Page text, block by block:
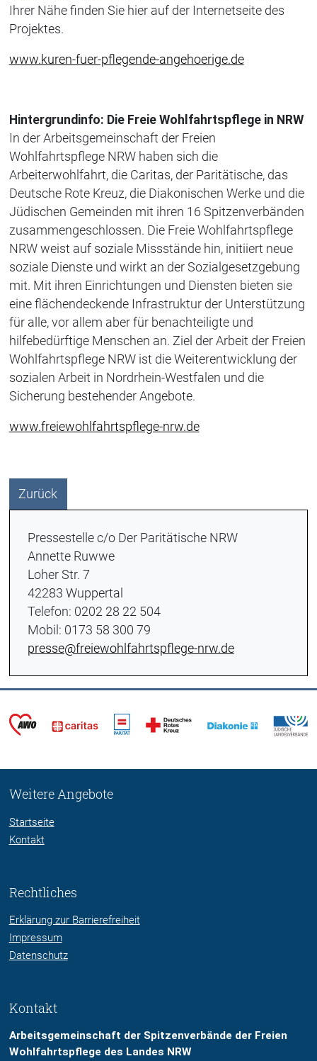
Ihrer Nähe finden Sie hier auf der Internetseite des
Projektes.
www.kuren-fuer-pflegende-angehoerige.de
Hintergrundinfo: Die Freie Wohlfahrtspflege in NRW
In der Arbeitsgemeinschaft der Freien
Wohlfahrtspflege NRW haben sich die
Arbeiterwohlfahrt, die Caritas, der Paritätische, das
Deutsche Rote Kreuz, die Diakonischen Werke und die
Jüdischen Gemeinden mit ihren 16 Spitzenverbänden
zusammengeschlossen. Die Freie Wohlfahrtspflege
NRW weist auf soziale Missstände hin, initiiert neue
soziale Dienste und wirkt an der Sozialgesetzgebung
mit. Mit ihren Einrichtungen und Diensten bieten sie
eine flächendeckende Infrastruktur der Unterstützung
für alle, vor allem aber für benachteiligte und
hilfebedürftige Menschen an. Ziel der Arbeit der Freien
Wohlfahrtspflege NRW ist die Weiterentwicklung der
sozialen Arbeit in Nordrhein-Westfalen und die
Sicherung bestehender Angebote.
www.freiewohlfahrtspflege-nrw.de
Zurück
Pressestelle c/o Der Paritätische NRW
Annette Ruwwe
Loher Str. 7
42283 Wuppertal
Telefon: 0202 28 22 504
Mobil: 0173 58 300 79
presse@freiewohlfahrtspflege-nrw.de
Weitere Angebote
Startseite
Kontakt
Rechtliches
Erklärung zur Barrierefreiheit
Impressum
Datenschutz
Kontakt
Arbeitsgemeinschaft der Spitzenverbände der Freien
Wohlfahrtspflege des Landes NRW